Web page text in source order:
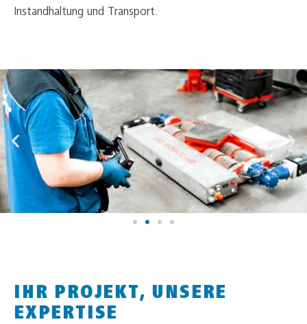
Instandhaltung und Transport.
IHR PROJEKT, UNSERE
EXPERTISE